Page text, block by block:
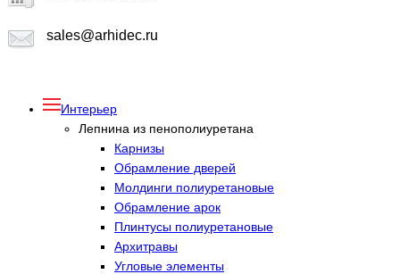
sales@arhidec.ru
Интерьер
Лепнина из пенополиуретана
Карнизы
Обрамление дверей
Молдинги полиуретановые
Обрамление арок
Плинтусы полиуретановые
Архитравы
Угловые элементы